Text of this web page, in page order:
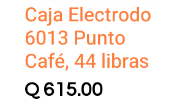
Caja Electrodo
6013 Punto
Café, 44 libras
Q 615.00Precio